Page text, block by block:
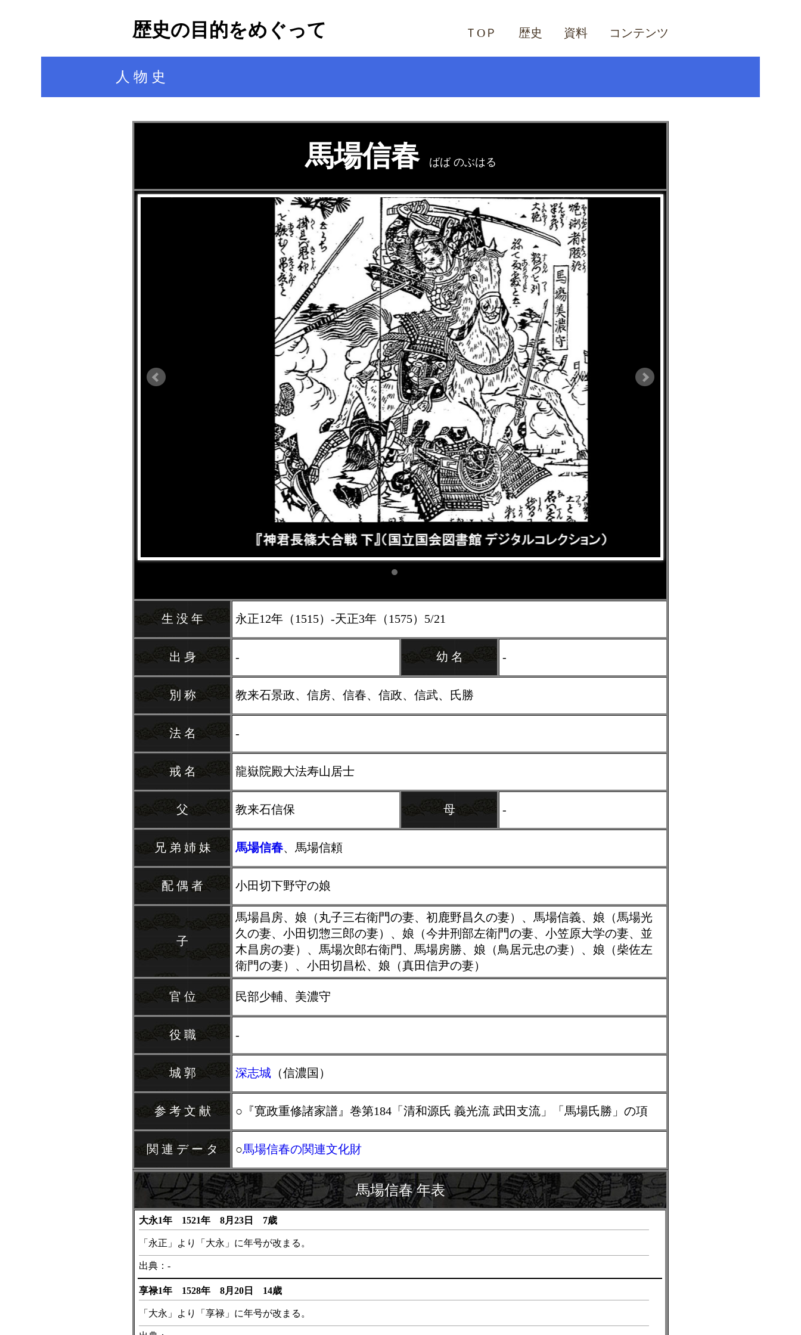
歴史の目的をめぐって ＴОＰ 歴史 資料 コンテンツ
人 物 史
馬場信春 ばば のぶはる
生 没 年 永正12年（1515）-天正3年（1575）5/21
出 身 - 幼 名 -
別 称 教来石景政、信房、信春、信政、信武、氏勝
法 名 -
戒 名 龍嶽院殿大法寿山居士
父 教来石信保 母 -
兄 弟 姉 妹 馬場信春、馬場信頼
配 偶 者 小田切下野守の娘
子
馬場昌房、娘（丸子三右衛門の妻、初鹿野昌久の妻）、馬場信義、娘（馬場光
久の妻、小田切惣三郎の妻）、娘（今井刑部左衛門の妻、小笠原大学の妻、並
木昌房の妻）、馬場次郎右衛門、馬場房勝、娘（鳥居元忠の妻）、娘（柴佐左
衛門の妻）、小田切昌松、娘（真田信尹の妻）
官 位 民部少輔、美濃守
役 職 -
城 郭 深志城 （信濃国）
参 考 文 献 ○『寛政重修諸家譜』巻第184「清和源氏 義光流 武田支流」「馬場氏勝」の項
関 連 デ ー タ ○馬場信春の関連文化財
馬場信春 年表
大永1年 1521年 8月23日 7歳
「永正」より「大永」に年号が改まる。
出典：-
享禄1年 1528年 8月20日 14歳
「大永」より「享禄」に年号が改まる。